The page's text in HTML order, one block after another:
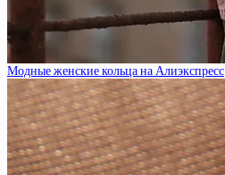
Модные женские кольца на Алиэкспресс